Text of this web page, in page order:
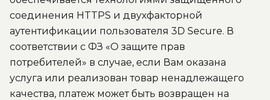
соединения HTTPS и двухфакторной
аутентификации пользователя 3D Secure. В
соответствии с ФЗ «О защите прав
потребителей» в случае, если Вам оказана
услуга или реализован товар ненадлежащего
качества, платеж может быть возвращен на